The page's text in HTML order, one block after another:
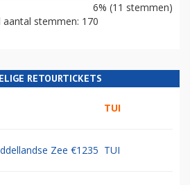
6% (11 stemmen)
aantal stemmen: 170
RETOURTICKETS
TUI
Zee €1235 TUI